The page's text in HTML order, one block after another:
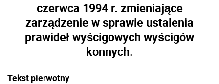
czerwca 1994 r. zmieniające
zarządzenie w sprawie ustalenia
prawideł wyścigowych wyścigów
konnych.
Tekst pierwotny